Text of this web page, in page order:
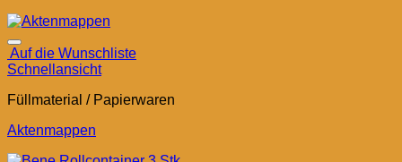
Auf die Wunschliste
Schnellansicht
Füllmaterial / Papierwaren
Aktenmappen